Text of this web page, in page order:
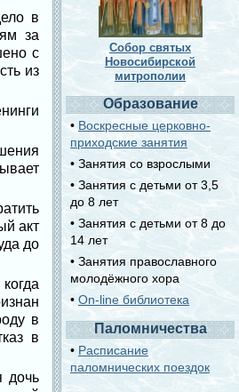
в
за
с
из
акт
до
в
в
дочь
Собор святых
Новосибирской
митрополии
Образование
• Воскресные церковно-
приходские занятия
• Занятия со взрослыми
• Занятия с детьми от 3,5
до 8 лет
• Занятия с детьми от 8 до
14 лет
• Занятия православного
молодёжного хора
• On-line библиотека
Паломничества
• Расписание
паломнических поездок